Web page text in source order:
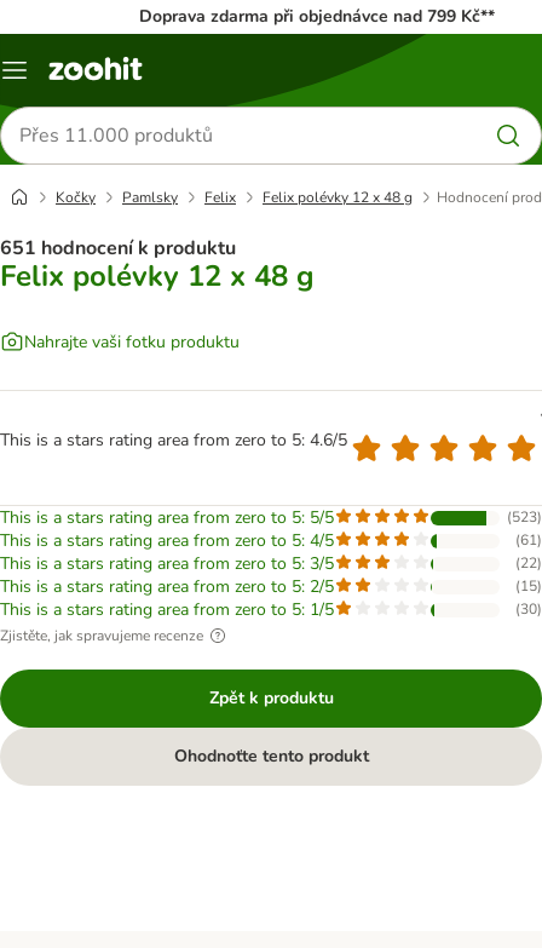
Doprava zdarma při objednávce nad 799 Kč**
Menu
Hledat
produkty
Kočky Pamlsky Felix Felix polévky 12 x 48 g Hodnocení
651 hodnocení k produktu
Felix polévky 12 x 48 g
Nahrajte vaši fotku produktu
This is a stars rating area from zero to 5: 4.6/5
This is a stars rating area from zero to 5: 5/5 (523)
This is a stars rating area from zero to 5: 4/5 (61)
This is a stars rating area from zero to 5: 3/5 (22)
This is a stars rating area from zero to 5: 2/5 (15)
This is a stars rating area from zero to 5: 1/5 (30)
Zjistěte, jak spravujeme recenze
Zpět k produktu
Ohodnoťte tento produkt